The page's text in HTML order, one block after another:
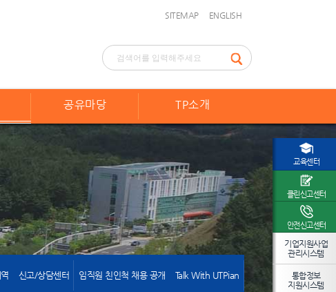
SITEMAP ENGLISH
공유마당 TP소개
신고/상담센터 임직원 친인척 채용 공개 Talk With UTPian
교육센터
클린신고센터
안전신고센터
기업지원사업
관리시스템
통합정보
지원시스템